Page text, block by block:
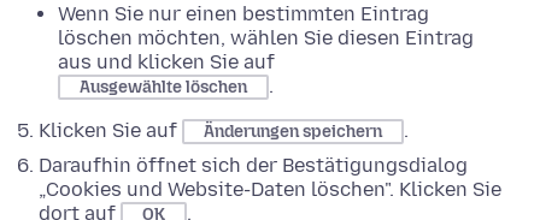
Wenn Sie nur einen bestimmten Eintrag
löschen möchten, wählen Sie diesen Eintrag
aus und klicken Sie auf
Ausgewählte löschen
.
Klicken Sie auf
Änderungen speichern
.
Daraufhin öffnet sich der Bestätigungsdialog
„Cookies und Website-Daten löschen". Klicken Sie
dort auf
OK
.